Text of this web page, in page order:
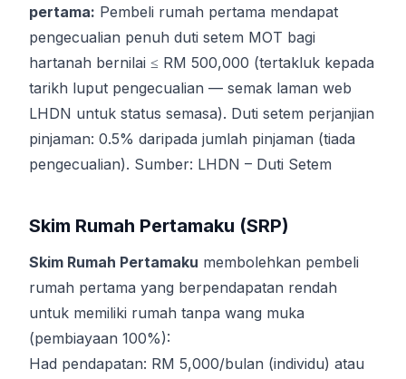
pertama: Pembeli rumah pertama mendapat
pengecualian penuh duti setem MOT bagi
hartanah bernilai ≤ RM 500,000 (tertakluk kepada
tarikh luput pengecualian — semak laman web
LHDN untuk status semasa). Duti setem perjanjian
pinjaman: 0.5% daripada jumlah pinjaman (tiada
pengecualian). Sumber: LHDN – Duti Setem
Skim Rumah Pertamaku (SRP)
Skim Rumah Pertamaku membolehkan pembeli
rumah pertama yang berpendapatan rendah
untuk memiliki rumah tanpa wang muka
(pembiayaan 100%):
Had pendapatan: RM 5,000/bulan (individu) atau